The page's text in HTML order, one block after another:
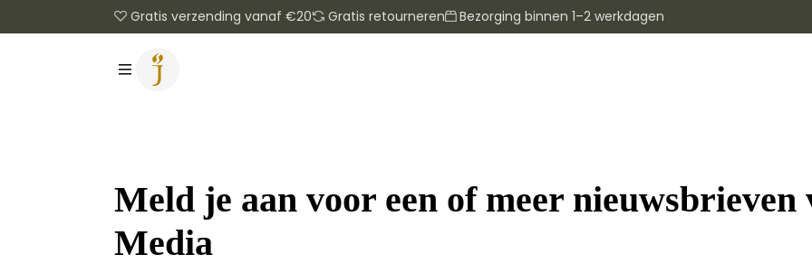
Gratis verzending vanaf €20 Gratis retourneren Bezorging binnen 1–2 werkdagen
Meld je aan voor een of meer nieuwsbrieven
Media